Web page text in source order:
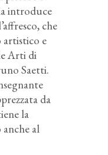
introduce
che
artistico e
Arti di
Saetti.
da
la
al